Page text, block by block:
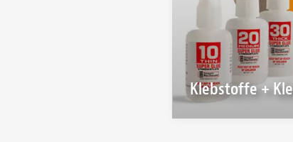
Klebstoffe +